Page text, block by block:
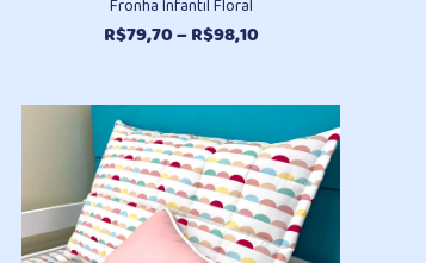
Fronha Infantil Floral
R$79,70–R$98,10Faixa
R$79,70
através
R$98,10